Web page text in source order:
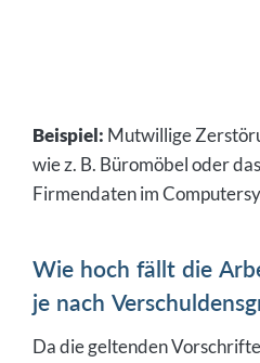
Beispiel: Mutwillige
wie z. B. Büromöbel oder
Firmendaten im
Wie hoch fällt die
je nach
Da die geltenden